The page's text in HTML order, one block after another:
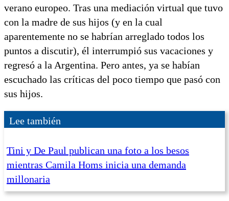
verano europeo. Tras una mediación virtual que tuvo
con la madre de sus hijos (y en la cual
aparentemente no se habrían arreglado todos los
puntos a discutir), él interrumpió sus vacaciones y
regresó a la Argentina. Pero antes, ya se habían
escuchado las críticas del poco tiempo que pasó con
sus hijos.
Lee también
Tini y De Paul publican una foto a los besos
mientras Camila Homs inicia una demanda
millonaria